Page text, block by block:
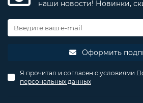
наши новости! Новинки,
Оформить
Я прочитал и согласен с условиями
персональных данных